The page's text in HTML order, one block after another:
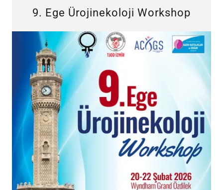
9. Ege Ürojinekoloji Workshop